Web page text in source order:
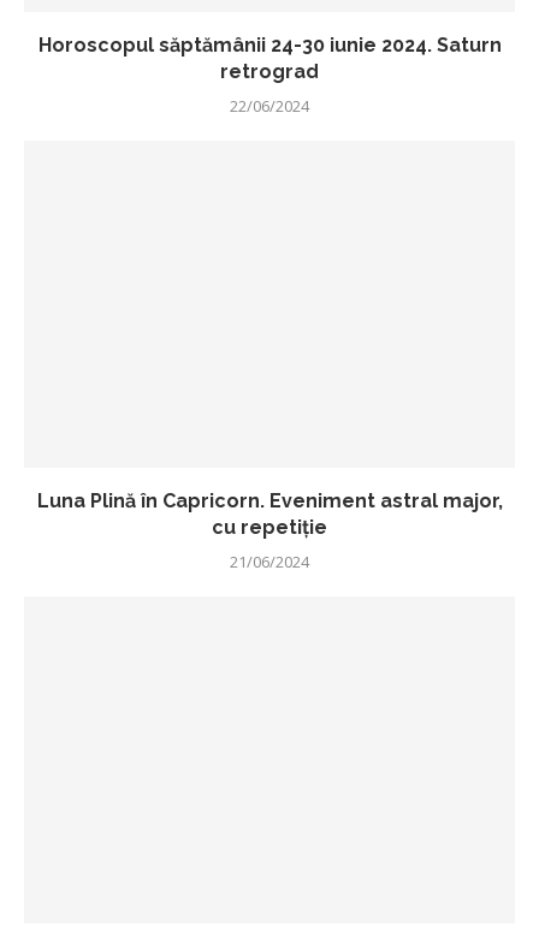
Horoscopul săptămânii 24-30 iunie 2024. Saturn
retrograd
22/06/2024
Luna Plină în Capricorn. Eveniment astral major,
cu repetiție
21/06/2024